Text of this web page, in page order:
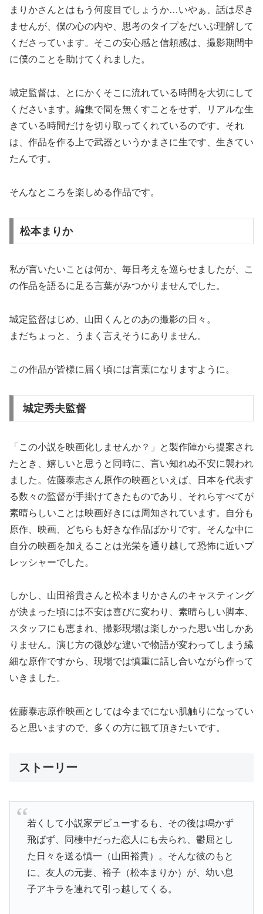
まりかさんとはもう何度目でしょうか…いやぁ、話は尽き
ませんが、僕の心の内や、思考のタイプをだいぶ理解して
くださっています。そこの安心感と信頼感は、撮影期間中
に僕のことを助けてくれました。
城定監督は、とにかくそこに流れている時間を大切にして
くださいます。編集で間を無くすことをせず、リアルな生
きている時間だけを切り取ってくれているのです。それ
は、作品を作る上で武器というかまさに生です、生きてい
たんです。
そんなところを楽しめる作品です。
松本まりか
私が言いたいことは何か、毎日考えを巡らせましたが、こ
の作品を語るに足る言葉がみつかりませんでした。
城定監督はじめ、山田くんとのあの撮影の日々。
まだちょっと、うまく言えそうにありません。
この作品が皆様に届く頃には言葉になりますように。
城定秀夫監督
「この小説を映画化しませんか？」と製作陣から提案され
たとき、嬉しいと思うと同時に、言い知れぬ不安に襲われ
ました。佐藤泰志さん原作の映画といえば、日本を代表す
る数々の監督が手掛けてきたものであり、それらすべてが
素晴らしいことは映画好きには周知されています。自分も
原作、映画、どちらも好きな作品ばかりです。そんな中に
自分の映画を加えることは光栄を通り越して恐怖に近いプ
レッシャーでした。
しかし、山田裕貴さんと松本まりかさんのキャスティング
が決まった頃には不安は喜びに変わり、素晴らしい脚本、
スタッフにも恵まれ、撮影現場は楽しかった思い出しかあ
りません。演じ方の微妙な違いで物語が変わってしまう繊
細な原作ですから、現場では慎重に話し合いながら作って
いきました。
佐藤泰志原作映画としては今までにない肌触りになってい
ると思いますので、多くの方に観て頂きたいです。
ストーリー
若くして小説家デビューするも、その後は鳴かず
飛ばず、同棲中だった恋人にも去られ、鬱屈とし
た日々を送る慎一（山田裕貴）。そんな彼のもと
に、友人の元妻、裕子（松本まりか）が、幼い息
子アキラを連れて引っ越してくる。